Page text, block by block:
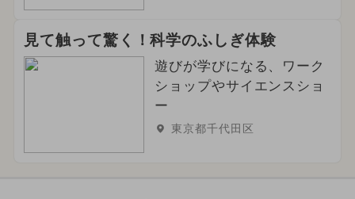
見て触って驚く！科学のふしぎ体験
遊びが学びになる、ワーク
ショップやサイエンスショ
ー
東京都千代田区